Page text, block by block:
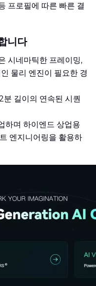
프로필에 따른 빠른 결
니다
시네마틱한 프레이밍,
물리 엔진이 필요한 경
분 길이의 연속된 시퀀
하며 하이엔드 상업용
엔지니어링을 활용하